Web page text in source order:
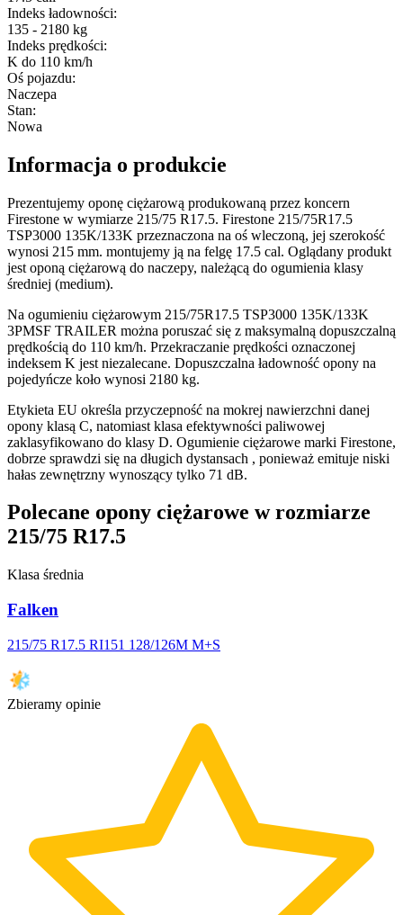
Indeks ładowności:
135 - 2180 kg
Indeks prędkości:
K do 110 km/h
Oś pojazdu:
Naczepa
Stan:
Nowa
Informacja o produkcie
Prezentujemy oponę ciężarową produkowaną przez koncern
Firestone w wymiarze 215/75 R17.5. Firestone 215/75R17.5
TSP3000 135K/133K przeznaczona na oś wleczoną, jej szerokość
wynosi 215 mm. montujemy ją na felgę 17.5 cal. Oglądany produkt
jest oponą ciężarową do naczepy, należącą do ogumienia klasy
średniej (medium).
Na ogumieniu ciężarowym 215/75R17.5 TSP3000 135K/133K
3PMSF TRAILER można poruszać się z maksymalną dopuszczalną
prędkością do 110 km/h. Przekraczanie prędkości oznaczonej
indeksem K jest niezalecane. Dopuszczalna ładowność opony na
pojedyńcze koło wynosi 2180 kg.
Etykieta EU określa przyczepność na mokrej nawierzchni danej
opony klasą C, natomiast klasa efektywności paliwowej
zaklasyfikowano do klasy D. Ogumienie ciężarowe marki Firestone,
dobrze sprawdzi się na długich dystansach , ponieważ emituje niski
hałas zewnętrzny wynoszący tylko 71 dB.
Polecane opony ciężarowe w rozmiarze
215/75 R17.5
Klasa średnia
Falken
215/75 R17.5 RI151 128/126M M+S
Zbieramy opinie